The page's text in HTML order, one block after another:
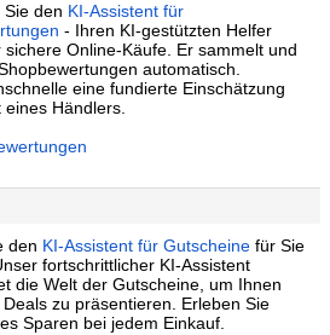
Sie den KI-Assistent für
- Ihren KI-gestützten Helfer
sichere Online-Käufe. Er sammelt und
automatisch.
eine fundierte Einschätzung
Händlers.
den KI-Assistent für Gutscheine für Sie
fortschrittlicher KI-Assistent
die Welt der Gutscheine, um Ihnen
zu präsentieren. Erleben Sie
Sparen bei jedem Einkauf.